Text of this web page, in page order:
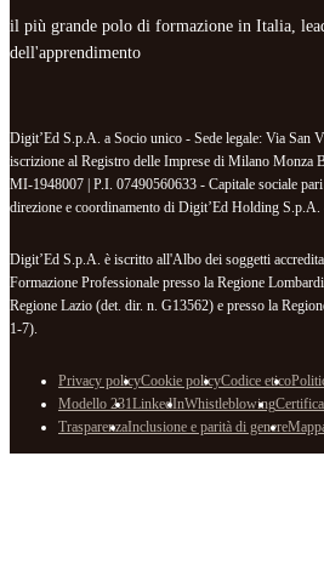
il più grande polo di formazione in Italia,
dell'apprendimento
Digit’Ed S.p.A. a Socio unico - Sede legale: Via San
iscrizione al Registro delle Imprese di Milano Monza
MI-1948007 | P.I. 07490560633 - Capitale sociale
direzione e coordinamento di Digit’Ed Holding
Digit’Ed S.p.A. è iscritto all'Albo dei soggetti
Formazione Professionale presso la Regione
Regione Lazio (det. dir. n. G13562) e presso la
1-7).
Privacy policyCookie policyCodice etico
Modello 231LinkedInWhistleblowing
TrasparenzaInclusione e parità di genere